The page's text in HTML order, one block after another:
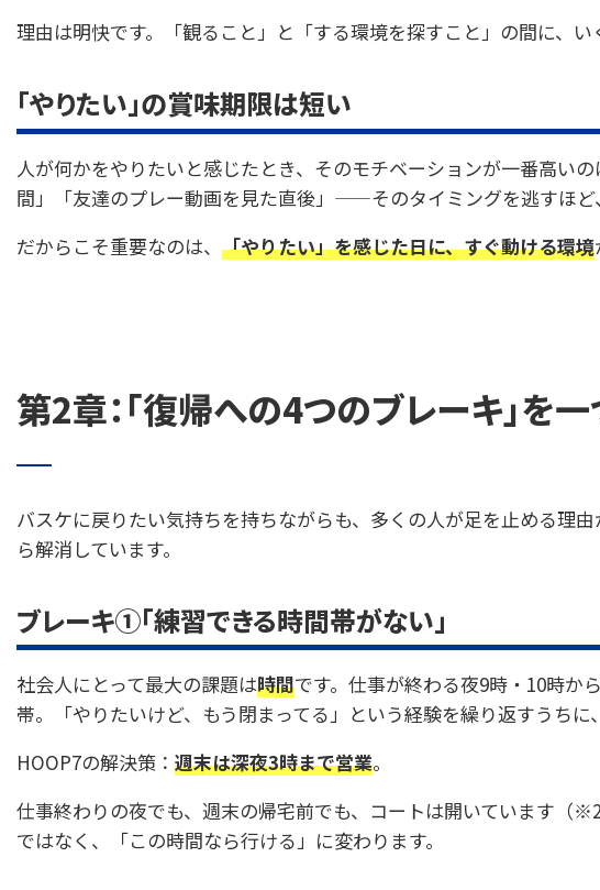
理由は明快です。「観ること」と「する環境を探すこと」の間に、い
「やりたい」の賞味期限は短い
人が何かをやりたいと感じたとき、そのモチベーションが一番高い
間」「友達のプレー動画を見た直後」——そのタイミングを逃すほど
だからこそ重要なのは、 「やりたい」を感じた日に、すぐ動ける環境
第2章：「復帰への4つのブレーキ」を
バスケに戻りたい気持ちを持ちながらも、多くの人が足を止める理
ら解消しています。
ブレーキ①「練習できる時間帯がない」
社会人にとって最大の課題は時間です。仕事が終わる夜9時・10時か
帯。「やりたいけど、もう閉まってる」という経験を繰り返すうちに
HOOP7の解決策： 週末は深夜3時まで営業。
仕事終わりの夜でも、週末の帰宅前でも、コートは開いています（
ではなく、「この時間なら行ける」に変わります。